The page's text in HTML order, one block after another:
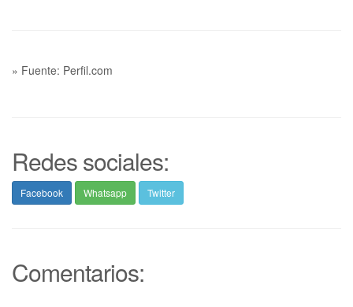
» Fuente: Perfil.com
Redes sociales:
Facebook Whatsapp Twitter
Comentarios: